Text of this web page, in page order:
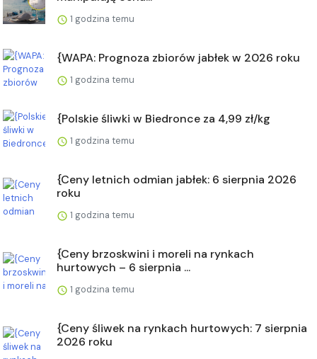
1 godzina temu
{WAPA: Prognoza zbiorów jabłek w 2026 roku
1 godzina temu
{Polskie śliwki w Biedronce za 4,99 zł/kg
1 godzina temu
{Ceny letnich odmian jabłek: 6 sierpnia 2026
roku
1 godzina temu
{Ceny brzoskwini i moreli na rynkach
hurtowych – 6 sierpnia ...
1 godzina temu
{Ceny śliwek na rynkach hurtowych: 7 sierpnia
2026 roku